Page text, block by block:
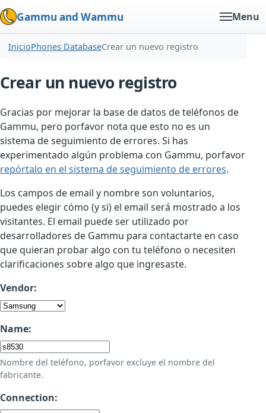
Gammu and Wammu Menu
InicioPhones DatabaseCrear un nuevo registro
Crear un nuevo registro
Gracias por mejorar la base de datos de teléfonos de
Gammu, pero porfavor nota que esto no es un
sistema de seguimiento de errores. Si has
experimentado algún problema con Gammu, porfavor
repórtalo en el sistema de seguimiento de errores.
Los campos de email y nombre son voluntarios,
puedes elegir cómo (y si) el email será mostrado a los
visitantes. El email puede ser utilizado por
desarrolladores de Gammu para contactarte en caso
que quieran probar algo con tu teléfono o necesiten
clarificaciones sobre algo que ingresaste.
Vendor:
Name:
Nombre del teléfono, porfavor excluye el nombre del
fabricante.
Connection: